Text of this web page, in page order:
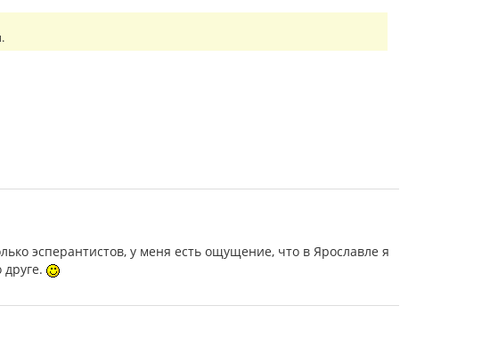
эсперантистов, у меня есть ощущение, что в Ярославле я